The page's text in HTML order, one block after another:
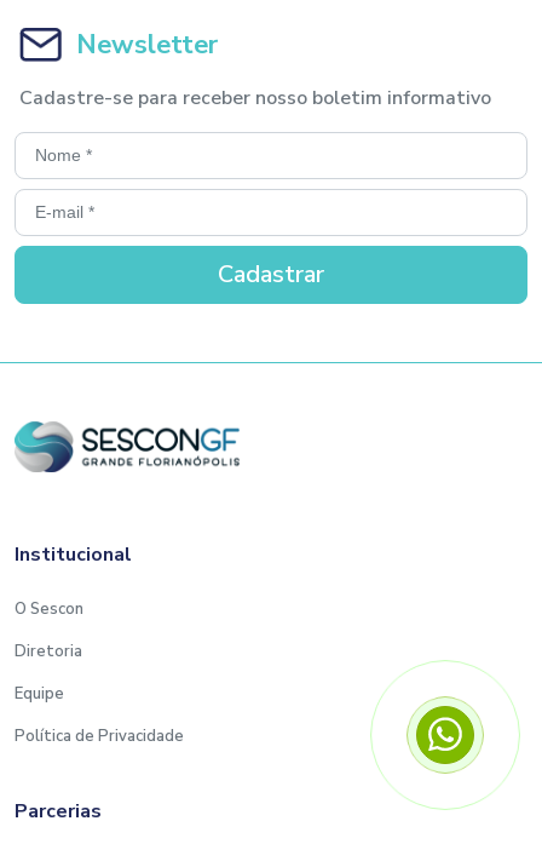
Newsletter
Cadastre-se para receber nosso boletim informativo
Institucional
O Sescon
Diretoria
Equipe
Política de Privacidade
Parcerias